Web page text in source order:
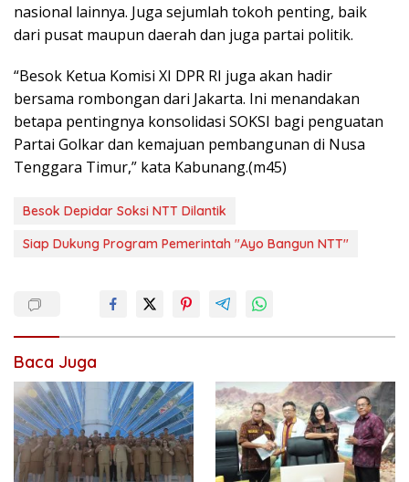
nasional lainnya. Juga sejumlah tokoh penting, baik
dari pusat maupun daerah dan juga partai politik.
“Besok Ketua Komisi XI DPR RI juga akan hadir
bersama rombongan dari Jakarta. Ini menandakan
betapa pentingnya konsolidasi SOKSI bagi penguatan
Partai Golkar dan kemajuan pembangunan di Nusa
Tenggara Timur,” kata Kabunang.(m45)
Besok Depidar Soksi NTT Dilantik
Siap Dukung Program Pemerintah "Ayo Bangun NTT"
Baca Juga